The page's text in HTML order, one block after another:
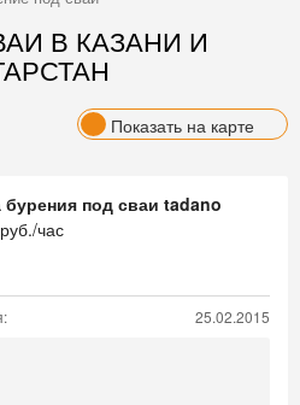
В КАЗАНИ И
Показать на карте
бурения под сваи tadano
руб./час
25.02.2015